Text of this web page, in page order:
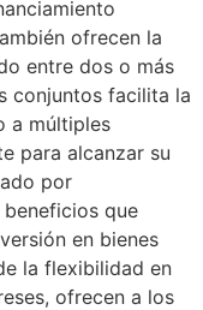
ofrecen la
entre dos o más
conjuntos facilita la
a múltiples
para alcanzar su
por
que
en bienes
la flexibilidad en
ofrecen a los